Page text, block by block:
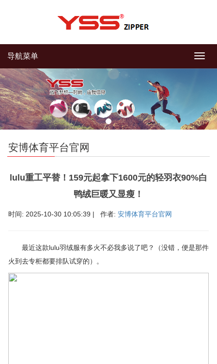
导
导航菜单
安博体育平台官网
lulu重工平替！159元起拿下1600元的轻羽衣90%白
鸭绒巨暖又显瘦！
时间: 2025-10-30 10:05:39 | 作者: 安博体育平台官网
最近这款lulu羽绒服有多火不必我多说了吧？（没错，便是那件
火到去专柜都要排队试穿的）。